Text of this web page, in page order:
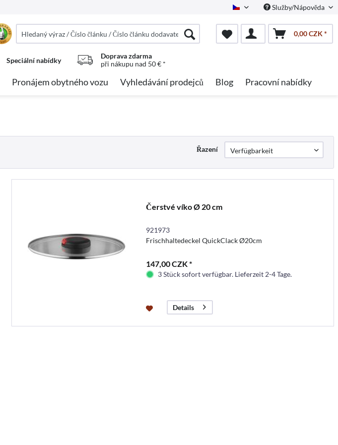
Czech Služby/Nápověda
0,00 CZK *
Speciální nabídky
Doprava zdarma
při nákupu nad 50 € *
Pronájem obytného vozu Vyhledávání prodejců Blog Pracovní nabídky
Řazení
Čerstvé víko Ø 20 cm
921973
Frischhaltedeckel QuickClack Ø20cm
147,00 CZK *
3 Stück sofort verfügbar. Lieferzeit 2-4 Tage.
Details